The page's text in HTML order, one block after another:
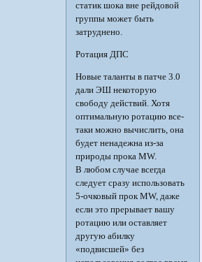
статик шока вне рейдовой
группы может быть
затруднено.
Ротация ДПС
Новые таланты в патче 3.0
дали ЭШ некоторую
свободу действий. Хотя
оптимальную ротацию все-
таки можно вычислить, она
будет ненадежна из-за
природы прока MW.
В любом случае всегда
следует сразу использовать
5-очковый прок MW, даже
если это прерывает вашу
ротацию или оставляет
другую абилку
«подвисшей» без